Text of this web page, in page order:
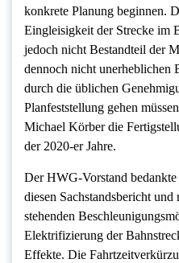
konkrete Planung beginnen.
Eingleisigkeit der Strecke im
jedoch nicht Bestandteil der
dennoch nicht unerheblichen
durch die üblichen
Planfeststellung gehen
Michael Körber die
der 2020-er Jahre.
Der HWG-Vorstand
diesen Sachstandsbericht
stehenden
Elektrifizierung der
Effekte. Die